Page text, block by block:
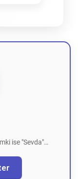
ise "Sevda"…